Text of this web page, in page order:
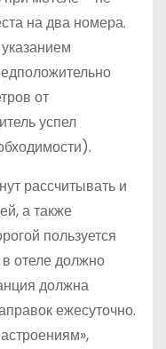
на два номера.
от
успел
рассчитывать и
а также
пользуется
отеле должно
должна
ежесуточно.